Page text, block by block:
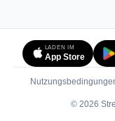
LADEN IM
App Store
© 2026